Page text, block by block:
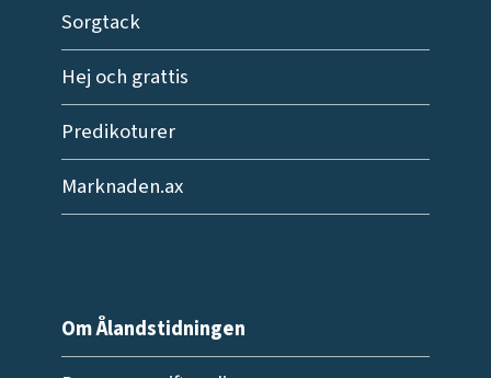
Sorgtack
Hej och grattis
Predikoturer
Marknaden.ax
Om Ålandstidningen